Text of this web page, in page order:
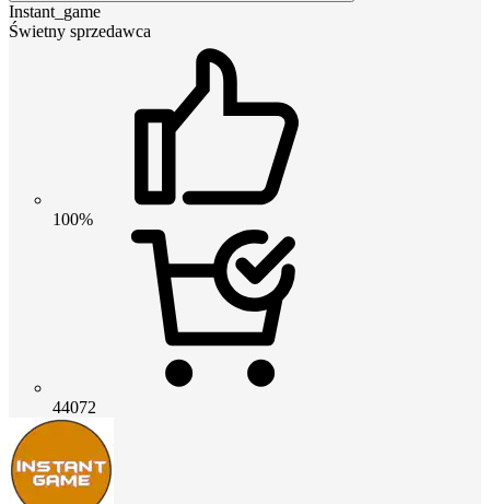
Instant_game
Świetny sprzedawca
100%
44072